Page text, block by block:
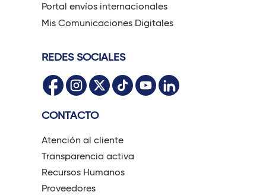
Portal envíos internacionales
Mis Comunicaciones Digitales
REDES SOCIALES
CONTACTO
Atención al cliente
Transparencia activa
Recursos Humanos
Proveedores